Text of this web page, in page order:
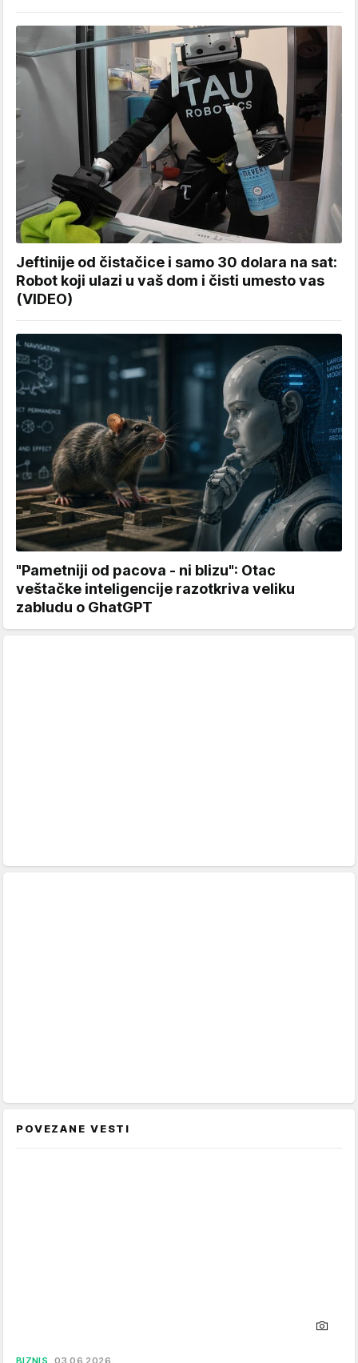
Jeftinije od čistačice i samo 30 dolara na sat:
Robot koji ulazi u vaš dom i čisti umesto vas
(VIDEO)
"Pametniji od pacova - ni blizu": Otac
veštačke inteligencije razotkriva veliku
zabludu o GhatGPT
POVEZANE VESTI
BIZNIS 03.06.2026.